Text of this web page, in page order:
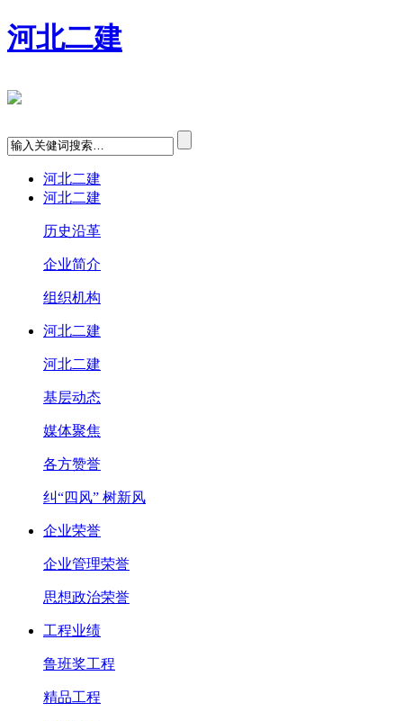
河北二建
河北二建
河北二建
历史沿革
企业简介
组织机构
河北二建
河北二建
基层动态
媒体聚焦
各方赞誉
纠“四风” 树新风
企业荣誉
企业管理荣誉
思想政治荣誉
工程业绩
鲁班奖工程
精品工程